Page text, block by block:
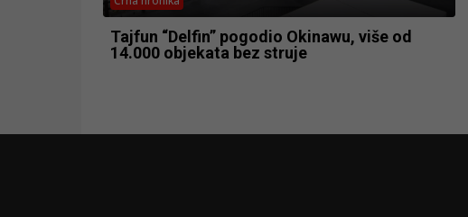
Tajfun “Delfin” pogodio Okinawu, više od
14.000 objekata bez struje